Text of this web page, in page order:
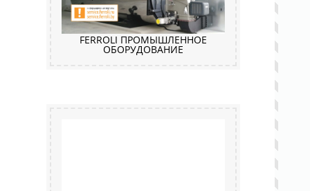
FERROLI ПРОМЫШЛЕННОЕ
ОБОРУДОВАНИЕ